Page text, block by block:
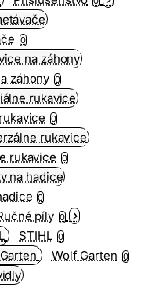
0
záhony 0
0
rukavice 0
0
píly 0
STIHL 0
Wolf Garten 0